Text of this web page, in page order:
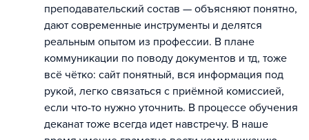
преподавательский состав — объясняют понятно,
дают современные инструменты и делятся
реальным опытом из профессии. В плане
коммуникации по поводу документов и тд, тоже
всё чётко: сайт понятный, вся информация под
рукой, легко связаться с приёмной комиссией,
если что-то нужно уточнить. В процессе обучения
деканат тоже всегда идет навстречу. В наше